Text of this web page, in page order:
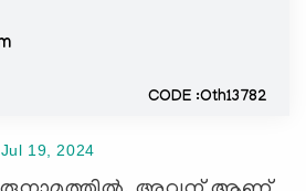
CODE :Oth13782
Jul 19, 2024